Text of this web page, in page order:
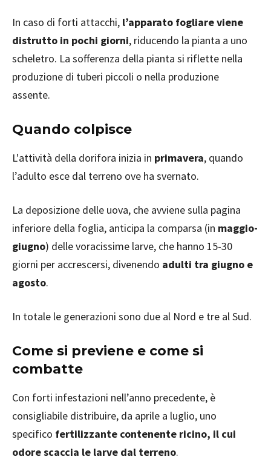
In caso di forti attacchi, l’apparato fogliare viene
distrutto in pochi giorni, riducendo la pianta a uno
scheletro. La sofferenza della pianta si riflette nella
produzione di tuberi piccoli o nella produzione
assente.
Quando colpisce
L'attività della dorifora inizia in primavera, quando
l’adulto esce dal terreno ove ha svernato.
La deposizione delle uova, che avviene sulla pagina
inferiore della foglia, anticipa la comparsa (in maggio-
giugno) delle voracissime larve, che hanno 15-30
giorni per accrescersi, divenendo adulti tra giugno e
agosto.
In totale le generazioni sono due al Nord e tre al Sud.
Come si previene e come si
combatte
Con forti infestazioni nell’anno precedente, è
consigliabile distribuire, da aprile a luglio, uno
specifico fertilizzante contenente ricino, il cui
odore scaccia le larve dal terreno.